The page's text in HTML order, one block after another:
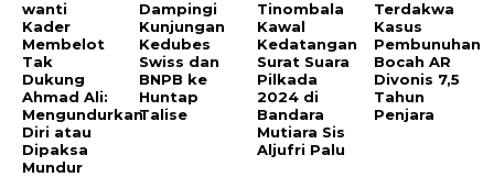
wanti
Kader
Membelot
Tak
Dukung
Ahmad Ali:
Mengundurkan
Diri atau
Dipaksa
Mundur
Dampingi
Kunjungan
Kedubes
Swiss dan
BNPB ke
Huntap
Talise
Tinombala
Kawal
Kedatangan
Surat Suara
Pilkada
2024 di
Bandara
Mutiara Sis
Aljufri Palu
Terdakwa
Kasus
Pembunuhan
Bocah AR
Divonis 7,5
Tahun
Penjara